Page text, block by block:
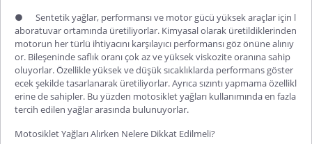
●
Sentetik yağlar, performansı ve motor gücü yüksek araçlar için l
aboratuvar ortamında üretiliyorlar. Kimyasal olarak üretildiklerinden
motorun her türlü ihtiyacını karşılayıcı performansı göz önüne alınıy
or. Bileşeninde saflık oranı çok az ve yüksek viskozite oranına sahip
oluyorlar. Özellikle yüksek ve düşük sıcaklıklarda performans göster
ecek şekilde tasarlanarak üretiliyorlar. Ayrıca sızıntı yapmama özellikl
erine de sahipler. Bu yüzden motosiklet yağları kullanımında en fazla
tercih edilen yağlar arasında bulunuyorlar.
Motosiklet Yağları Alırken Nelere Dikkat Edilmeli?